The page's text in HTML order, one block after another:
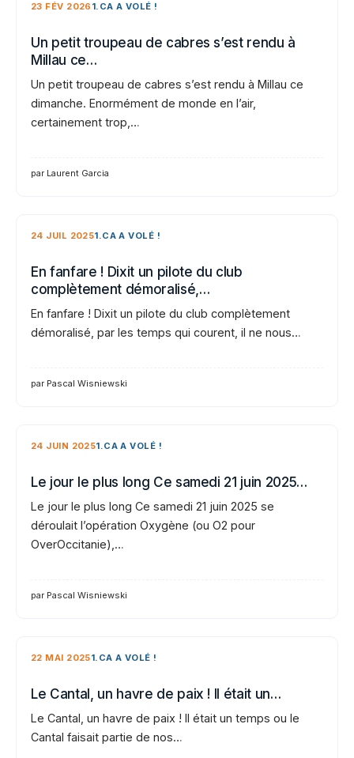
23 FÉV 2026 1.CA A VOLÉ !
Un petit troupeau de cabres s’est rendu à
Millau ce…
Un petit troupeau de cabres s’est rendu à Millau ce
dimanche. Enormément de monde en l’air,
certainement trop,…
par Laurent Garcia
24 JUIL 20251.CA A VOLÉ !
En fanfare ! Dixit un pilote du club
complètement démoralisé,…
En fanfare ! Dixit un pilote du club complètement
démoralisé, par les temps qui courent, il ne nous…
par Pascal Wisniewski
24 JUIN 20251.CA A VOLÉ !
Le jour le plus long Ce samedi 21 juin 2025…
Le jour le plus long Ce samedi 21 juin 2025 se
déroulait l’opération Oxygène (ou O2 pour
OverOccitanie),…
par Pascal Wisniewski
22 MAI 20251.CA A VOLÉ !
Le Cantal, un havre de paix ! Il était un…
Le Cantal, un havre de paix ! Il était un temps ou le
Cantal faisait partie de nos…